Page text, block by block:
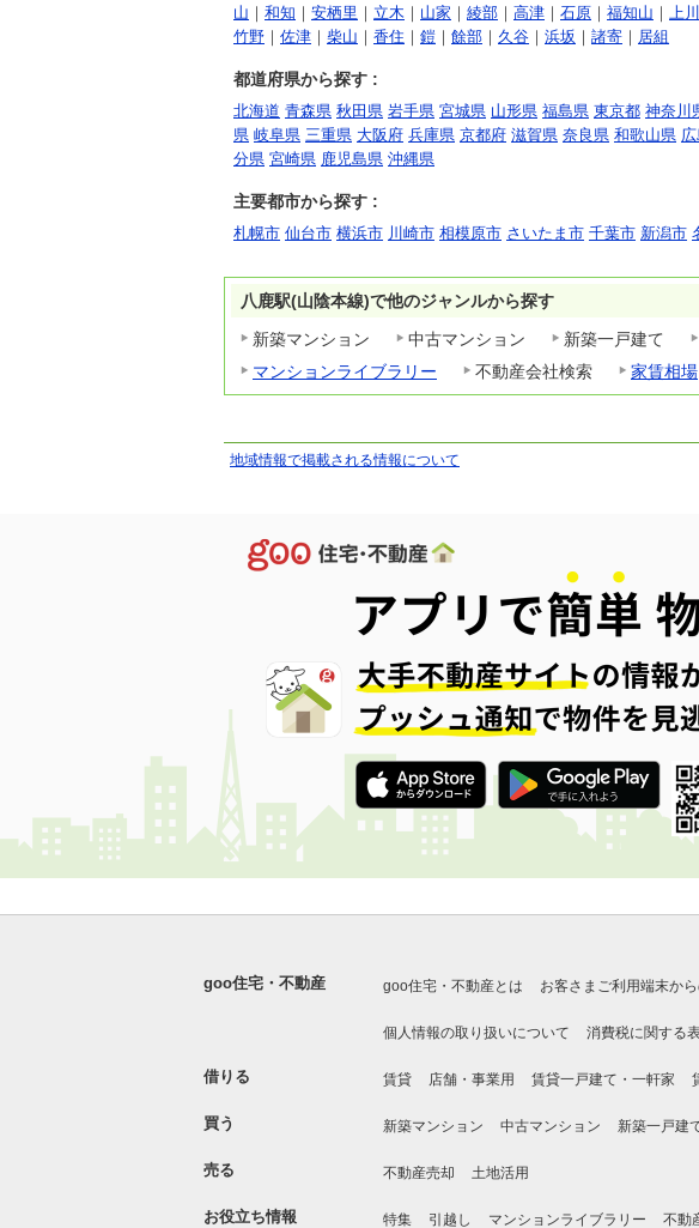
山 ｜ 和知 ｜ 安栖里 ｜ 立木 ｜ 山家 ｜ 綾部 ｜ 高津 ｜ 石原 ｜ 福知山 ｜ 上
竹野 ｜ 佐津 ｜ 柴山 ｜ 香住 ｜ 鎧 ｜ 餘部 ｜ 久谷 ｜ 浜坂 ｜ 諸寄 ｜ 居組
都道府県から探す :
北海道 青森県 秋田県 岩手県 宮城県 山形県 福島県 東京都 神奈川
県 岐阜県 三重県 大阪府 兵庫県 京都府 滋賀県 奈良県 和歌山県
分県 宮崎県 鹿児島県 沖縄県
主要都市から探す :
札幌市 仙台市 横浜市 川崎市 相模原市 さいたま市 千葉市 新潟市
八鹿駅(山陰本線)で他のジャンルから探す
新築マンション
中古マンション 新築一戸建て
マンションライブラリー
不動産会社検索 家賃相場
地域情報で掲載される情報について
goo住宅・不動産 goo住宅・不動産とは お客さまご利用端末か
個人情報の取り扱いについて 消費税に関する
借りる 賃貸 店舗・事業用 賃貸一戸建て・一軒家
買う 新築マンション 中古マンション 新築一戸建
売る 不動産売却 土地活用
お役立ち情報 特集 引越し マンションライブラリー 不動